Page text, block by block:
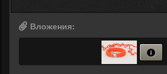
Вложения: